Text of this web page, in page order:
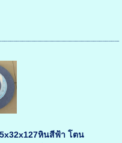
หินสีฟ้า โตน